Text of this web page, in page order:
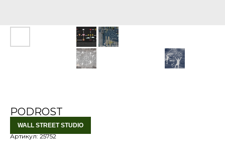
PODROST
WALL STREET STUDIO
Артикул:25752